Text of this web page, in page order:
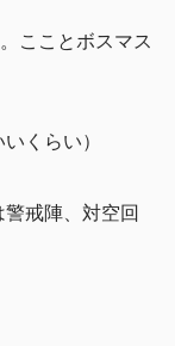
こことボスマス
くらい）
戒陣、対空回